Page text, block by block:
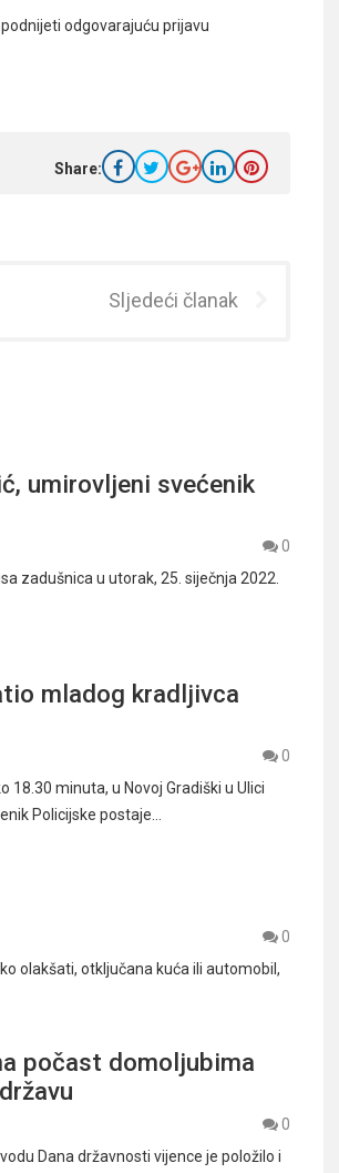
odgovarajuću prijavu
Share:
Sljedeći članak
umirovljeni svećenik
0
zadušnica u utorak, 25. siječnja 2022.
mladog kradljivca
0
18.30 minuta, u Novoj Gradiški u Ulici
Policijske postaje…
0
olakšati, otključana kuća ili automobil,
počast domoljubima
0
Dana državnosti vijence je položilo i